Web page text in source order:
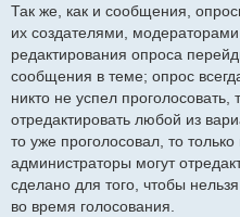
Так же, как и сообщения,
их создателями,
редактирования опроса
сообщения в теме; опрос
никто не успел
отредактировать любой из
то уже проголосовал, то
администраторы могут
сделано для того, чтобы
во время голосования.